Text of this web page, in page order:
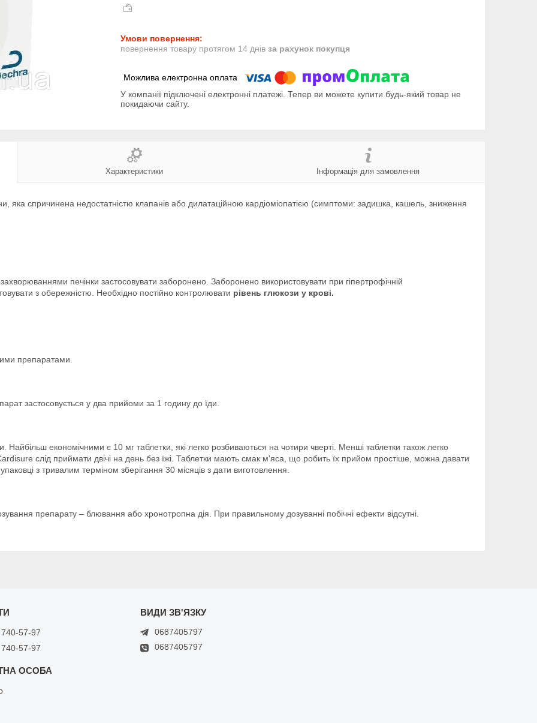
повернення товару протягом 14 днів за рахунок покупця
У компанії підключені електронні платежі. Тепер ви можете купити будь-який товар не
покидаючи сайту.
Характеристики Інформація для замовлення
яка спричинена недостатністю клапанів або дилатаційною кардіоміопатією (симптоми: задишка, кашель, зниження
печінки застосовувати заборонено. Заборонено використовувати при гіпертрофічній
з обережністю. Необхідно постійно контролювати рівень глюкози у крові.
препаратами.
застосовується у два прийоми за 1 годину до їди.
Найбільш економічними є 10 мг таблетки, які легко розбиваються на чотири чверті. Менші таблетки також легко
слід приймати двічі на день без їжі. Таблетки мають смак м'яса, що робить їх прийом простіше, можна давати
з тривалим терміном зберігання 30 місяців з дати виготовлення.
препарату – блювання або хронотропна дія. При правильному дозуванні побічні ефекти відсутні.
57-97
57-97
0687405797
0687405797